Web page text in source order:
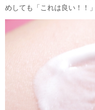
めしても「これは良い！！